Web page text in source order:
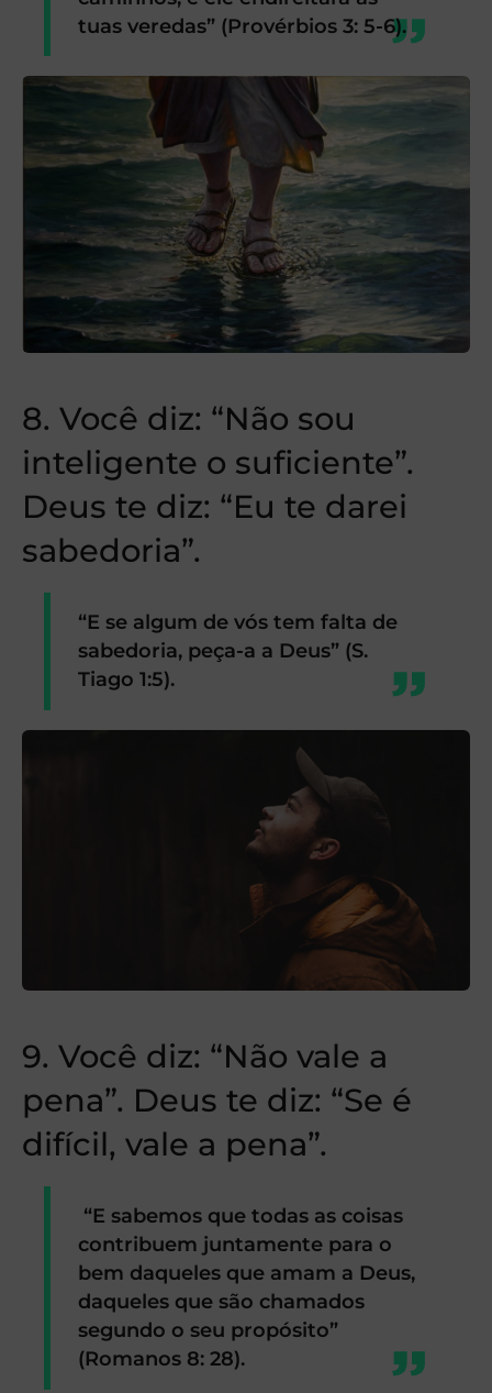
tuas veredas” (Provérbios 3: 5-6).
8. Você diz: “Não sou
inteligente o suficiente”.
Deus te diz: “Eu te darei
sabedoria”.
“E se algum de vós tem falta de
sabedoria, peça-a a Deus” (S.
Tiago 1:5).
9. Você diz: “Não vale a
pena”. Deus te diz: “Se é
difícil, vale a pena”.
“E sabemos que todas as coisas
contribuem juntamente para o
bem daqueles que amam a Deus,
daqueles que são chamados
segundo o seu propósito”
(Romanos 8: 28).